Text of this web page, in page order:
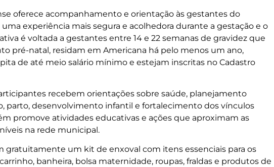
oferece acompanhamento e orientação às gestantes do
experiência mais segura e acolhedora durante a gestação e o
é voltada a gestantes entre 14 e 22 semanas de gravidez que
pré-natal, residam em Americana há pelo menos um ano,
de até meio salário mínimo e estejam inscritas no Cadastro
recebem orientações sobre saúde, planejamento
parto, desenvolvimento infantil e fortalecimento dos vínculos
promove atividades educativas e ações que aproximam as
na rede municipal.
gratuitamente um kit de enxoval com itens essenciais para os
banheira, bolsa maternidade, roupas, fraldas e produtos de